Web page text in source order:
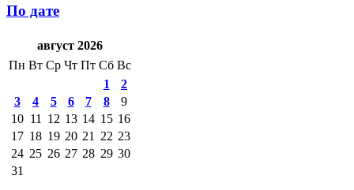
По дате
август 2026
Пн Вт Ср Чт Пт Сб Вс
1
2
3
4 5 6 7 8
9
10 11 12 13 14 15 16
17 18 19 20 21 22 23
24 25 26 27 28 29 30
31